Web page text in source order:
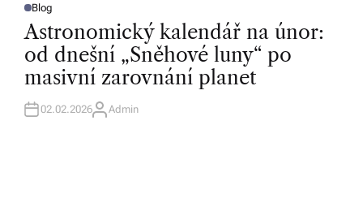
P
S
E
D
I
N
Blog
Astronomický kalendář na únor:
od dnešní „Sněhové luny“ po
masivní zarovnání planet
02.02.2026A
Admin